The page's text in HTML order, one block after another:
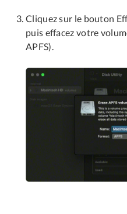
Cliquez sur le bouton
puis effacez votre
APFS).